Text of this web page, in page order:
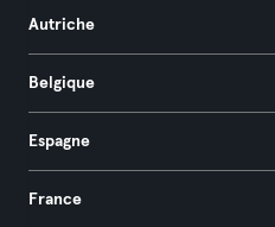
Autriche
Belgique
Espagne
France